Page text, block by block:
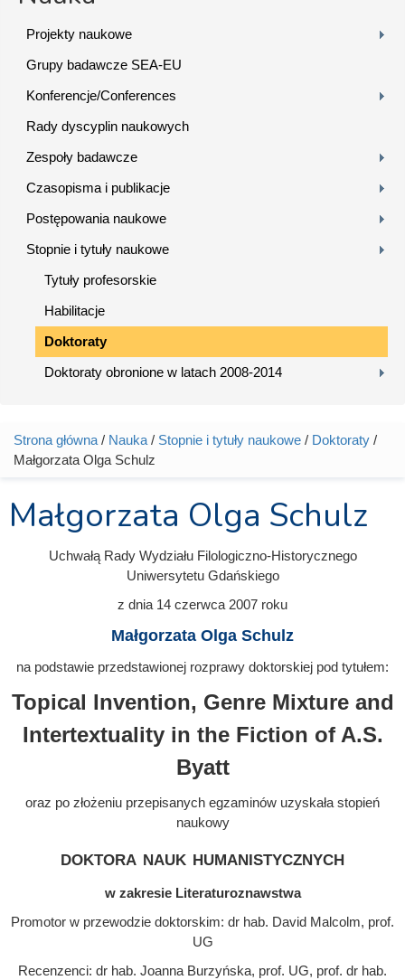
Projekty naukowe
Grupy badawcze SEA-EU
Konferencje/Conferences
Rady dyscyplin naukowych
Zespoły badawcze
Czasopisma i publikacje
Postępowania naukowe
Stopnie i tytuły naukowe
Tytuły profesorskie
Habilitacje
Doktoraty
Doktoraty obronione w latach 2008-2014
Jesteś tutaj
Strona główna / Nauka / Stopnie i tytuły naukowe / Doktoraty /
Małgorzata Olga Schulz
Małgorzata Olga Schulz
Uchwałą Rady Wydziału Filologiczno-Historycznego
Uniwersytetu Gdańskiego
z dnia 14 czerwca 2007 roku
Małgorzata Olga Schulz
na podstawie przedstawionej rozprawy doktorskiej pod tytułem:
Topical Invention, Genre Mixture and
Intertextuality in the Fiction of A.S.
Byatt
oraz po złożeniu przepisanych egzaminów uzyskała stopień
naukowy
doktora nauk humanistycznych
w zakresie Literaturoznawstwa
Promotor w przewodzie doktorskim: dr hab. David Malcolm, prof.
UG
Recenzenci: dr hab. Joanna Burzyńska, prof. UG, prof. dr hab.